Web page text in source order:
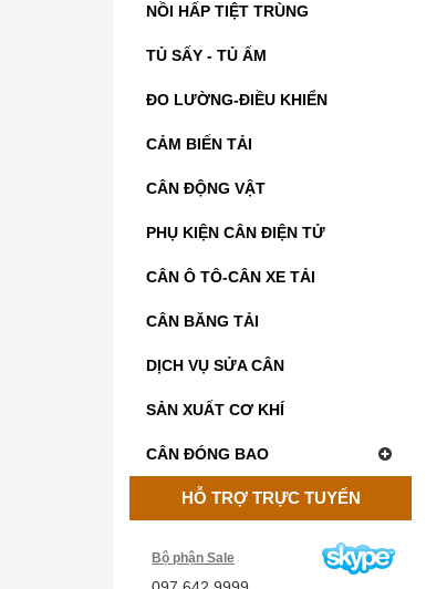
NỒI HẤP TIỆT TRÙNG
TỦ SẤY - TỦ ẤM
ĐO LƯỜNG-ĐIỀU KHIỂN
CẢM BIẾN TẢI
CÂN ĐỘNG VẬT
PHỤ KIỆN CÂN ĐIỆN TỬ
CÂN Ô TÔ-CÂN XE TẢI
CÂN BĂNG TẢI
DỊCH VỤ SỬA CÂN
SẢN XUẤT CƠ KHÍ
CÂN ĐÓNG BAO
HỖ TRỢ TRỰC TUYẾN
Bộ phận Sale